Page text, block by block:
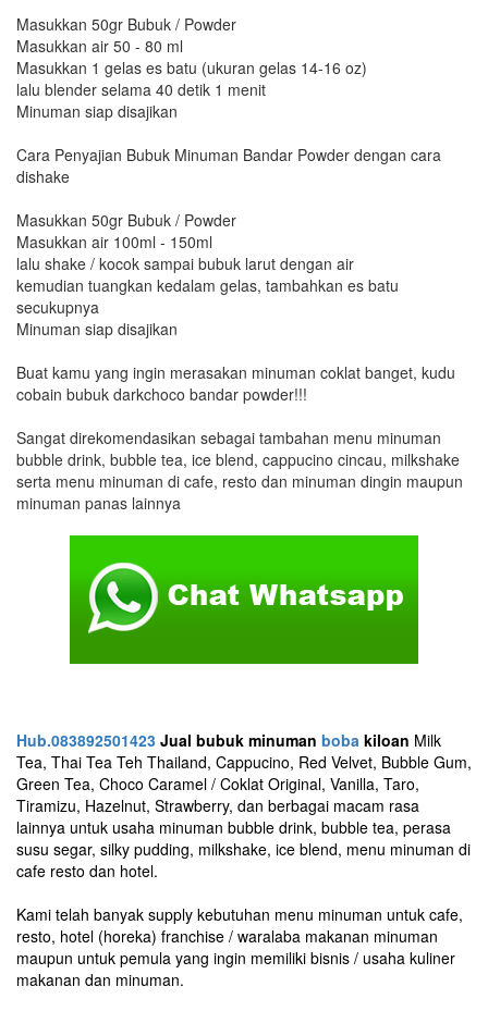
Masukkan 50gr Bubuk / Powder
Masukkan air 50 - 80 ml
Masukkan 1 gelas es batu (ukuran gelas 14-16 oz)
lalu blender selama 40 detik 1 menit
Minuman siap disajikan
Cara Penyajian Bubuk Minuman Bandar Powder dengan cara
dishake
Masukkan 50gr Bubuk / Powder
Masukkan air 100ml - 150ml
lalu shake / kocok sampai bubuk larut dengan air
kemudian tuangkan kedalam gelas, tambahkan es batu
secukupnya
Minuman siap disajikan
Buat kamu yang ingin merasakan minuman coklat banget, kudu
cobain bubuk darkchoco bandar powder!!!
Sangat direkomendasikan sebagai tambahan menu minuman
bubble drink, bubble tea, ice blend, cappucino cincau, milkshake
serta menu minuman di cafe, resto dan minuman dingin maupun
minuman panas lainnya
Hub.083892501423 Jual bubuk minuman boba kiloan Milk
Tea, Thai Tea Teh Thailand, Cappucino, Red Velvet, Bubble Gum,
Green Tea, Choco Caramel / Coklat Original, Vanilla, Taro,
Tiramizu, Hazelnut, Strawberry, dan berbagai macam rasa
lainnya untuk usaha minuman bubble drink, bubble tea, perasa
susu segar, silky pudding, milkshake, ice blend, menu minuman di
cafe resto dan hotel.
Kami telah banyak supply kebutuhan menu minuman untuk cafe,
resto, hotel (horeka) franchise / waralaba makanan minuman
maupun untuk pemula yang ingin memiliki bisnis / usaha kuliner
makanan dan minuman.